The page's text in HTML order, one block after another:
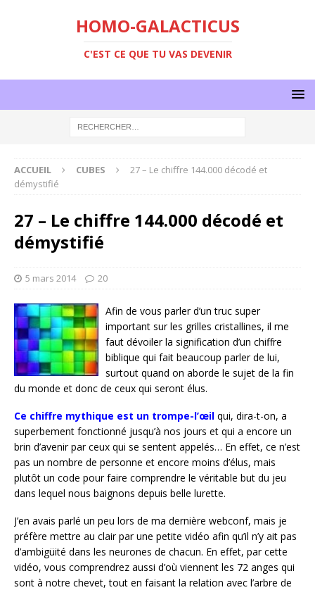
HOMO-GALACTICUS
C'EST CE QUE TU VAS DEVENIR
ACCUEIL CUBES
27 – Le chiffre 144.000 décodé et
démystifié
27 – Le chiffre 144.000 décodé et
démystifié
5 mars 2014 20
Afin de vous parler d’un truc super
important sur les grilles cristallines, il me
faut dévoiler la signification d’un chiffre
biblique qui fait beaucoup parler de lui,
surtout quand on aborde le sujet de la fin
du monde et donc de ceux qui seront élus.
Ce chiffre mythique est un trompe-l’œil qui, dira-t-on, a
superbement fonctionné jusqu’à nos jours et qui a encore un
brin d’avenir par ceux qui se sentent appelés… En effet, ce n’est
pas un nombre de personne et encore moins d’élus, mais
plutôt un code pour faire comprendre le véritable but du jeu
dans lequel nous baignons depuis belle lurette.
J’en avais parlé un peu lors de ma dernière webconf, mais je
préfère mettre au clair par une petite vidéo afin qu’il n’y ait pas
d’ambigüité dans les neurones de chacun. En effet, par cette
vidéo, vous comprendrez aussi d’où viennent les 72 anges qui
sont à notre chevet, tout en faisant la relation avec l’arbre de